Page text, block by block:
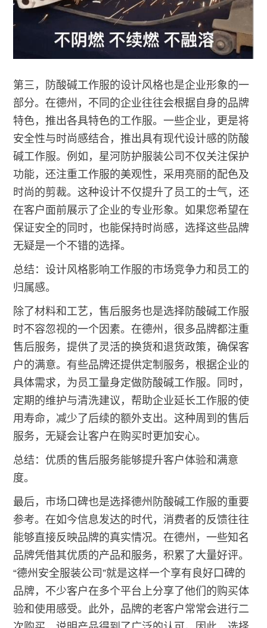
第三，防酸碱工作服的设计风格也是企业形象的一
部分。在德州，不同的企业往往会根据自身的品牌
特色，推出各具特色的工作服。一些企业，更是将
安全性与时尚感结合，推出具有现代设计感的防酸
碱工作服。例如，星河防护服装公司不仅关注保护
功能，还注重工作服的美观性，采用亮丽的配色及
时尚的剪裁。这种设计不仅提升了员工的士气，还
在客户面前展示了企业的专业形象。如果您希望在
保证安全的同时，也能保持时尚感，选择这些品牌
无疑是一个不错的选择。
总结：设计风格影响工作服的市场竞争力和员工的
归属感。
除了材料和工艺，售后服务也是选择防酸碱工作服
时不容忽视的一个因素。在德州，很多品牌都注重
售后服务，提供了灵活的换货和退货政策，确保客
户的满意。有些品牌还提供定制服务，根据企业的
具体需求，为员工量身定做防酸碱工作服。同时，
定期的维护与清洗建议，帮助企业延长工作服的使
用寿命，减少了后续的额外支出。这种周到的售后
服务，无疑会让客户在购买时更加安心。
总结：优质的售后服务能够提升客户体验和满意
度。
最后，市场口碑也是选择德州防酸碱工作服的重要
参考。在如今信息发达的时代，消费者的反馈往往
能够直接反映品牌的真实情况。在德州，一些知名
品牌凭借其优质的产品和服务，积累了大量好评。
“德州安全服装公司”就是这样一个享有良好口碑的
品牌，不少客户在多个平台上分享了他们的购买体
验和使用感受。此外，品牌的老客户常常会进行二